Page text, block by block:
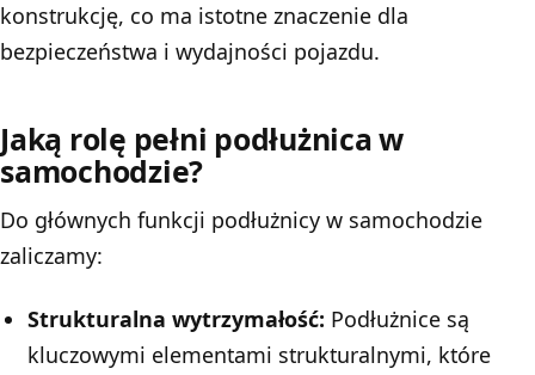
konstrukcję, co ma istotne znaczenie dla
bezpieczeństwa i wydajności pojazdu.
Jaką rolę pełni podłużnica w
samochodzie?
Do głównych funkcji podłużnicy w samochodzie
zaliczamy:
Strukturalna wytrzymałość: Podłużnice są
kluczowymi elementami strukturalnymi, które